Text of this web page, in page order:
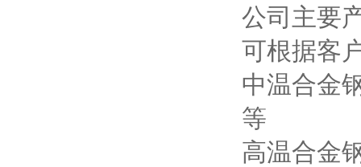
公司主要
可根据客
中温合金
等
高温合金